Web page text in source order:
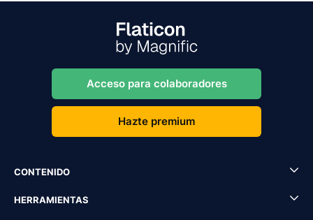
Acceso para colaboradores
Hazte premium
CONTENIDO
HERRAMIENTAS